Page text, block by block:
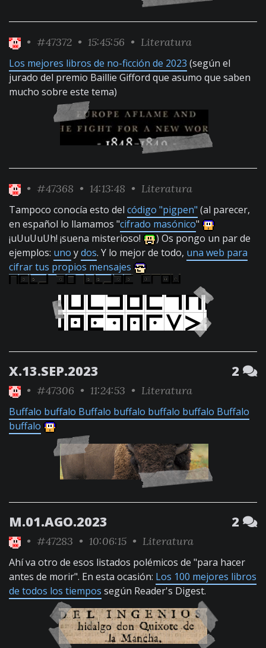
• #47372 • 15:45:56 • Literatura
Los mejores libros de no-ficción de 2023 (según el
jurado del premio Baillie Gifford que asumo que saben
mucho sobre este tema)
• #47368 • 14:13:48 • Literatura
Tampoco conocía esto del código "pigpen" (al parecer,
en español lo llamamos "cifrado masónico"
¡uUuUuUh! ¡suena misterioso!
) Os pongo un par de
ejemplos: uno ydos. Y lo mejor de todo, una web para
cifrar tus propios mensajes
X.13.SEP.2023 2
• #47306 • 11:24:53 • Literatura
Buffalo buffalo Buffalo buffalo buffalo buffalo Buffalo
buffalo
M.01.AGO.2023 2
• #47283 • 10:06:15 • Literatura
Ahí va otro de esos listados polémicos de "para hacer
antes de morir". En esta ocasión: Los 100 mejores libros
de todos los tiempos según Reader's Digest.